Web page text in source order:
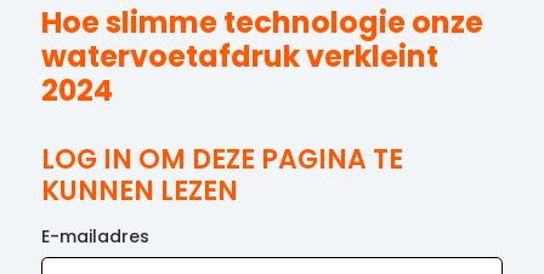
Hoe slimme technologie onze
watervoetafdruk verkleint
2024
LOG IN OM DEZE PAGINA TE
KUNNEN LEZEN
E-mailadres